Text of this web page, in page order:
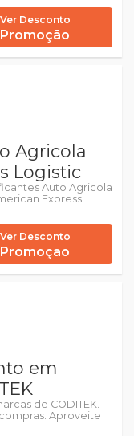
Ver Desconto
Promoção
Agricola
Logistic
Auto Agricola
Express
Ver Desconto
Promoção
em
de CODITEK.
Aproveite